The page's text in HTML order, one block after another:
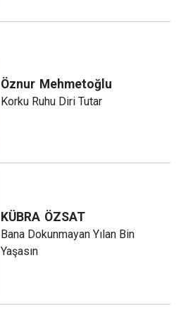
Öznur Mehmetoğlu
Korku Ruhu Diri Tutar
KÜBRA ÖZSAT
Bana Dokunmayan Yılan Bin
Yaşasın